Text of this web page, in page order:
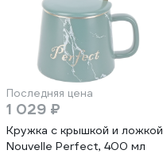
Последняя цена
1 029 ₽
Кружка с крышкой и ложкой
Nouvelle Perfect, 400 мл